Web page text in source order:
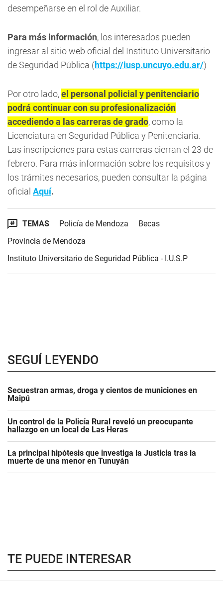
desempeñarse en el rol de Auxiliar.
Para más información, los interesados pueden
ingresar al sitio web oficial del Instituto Universitario
de Seguridad Pública (https://iusp.uncuyo.edu.ar/)
Por otro lado,el personal policial y penitenciario
podrá continuar con su profesionalización
accediendo a las carreras de grado, como la
Licenciatura en Seguridad Pública y Penitenciaria.
Las inscripciones para estas carreras cierran el 23 de
febrero. Para más información sobre los requisitos y
los trámites necesarios, pueden consultar la página
oficial Aquí.
TEMAS Policía de Mendoza
Becas
Provincia de Mendoza
Instituto Universitario de Seguridad Pública - I.U.S.P
SEGUÍ LEYENDO
Secuestran armas, droga y cientos de municiones en
Maipú
Un control de la Policía Rural reveló un preocupante
hallazgo en un local de Las Heras
La principal hipótesis que investiga la Justicia tras la
muerte de una menor en Tunuyán
TE PUEDE INTERESAR